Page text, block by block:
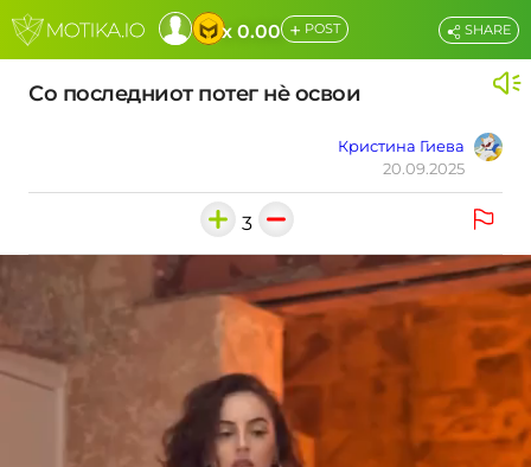
x 0.00 + POST
Со последниот потег нѐ освои
Кристина Гиева
20.09.2025
SHARE
3